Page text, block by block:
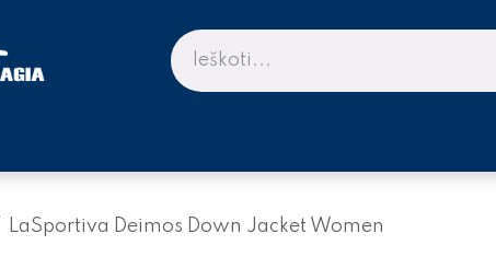
LaSportiva Deimos Down Jacket Women